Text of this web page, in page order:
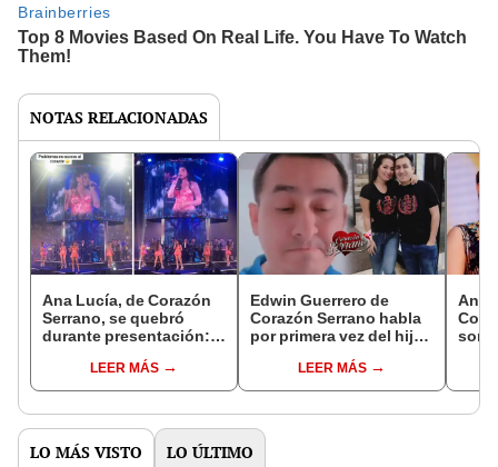
NOTAS RELACIONADAS
Ana Lucía, de Corazón
Serrano, se quebró
durante presentación:
pudo continuar el
show?
LEER MÁS
Edwin Guerrero de
Corazón Serrano habla
por primera vez del hijo
Lucía: "Estaba
emocionado"
LEER MÁS
Ana
LO MÁS VISTO LO ÚLTIMO